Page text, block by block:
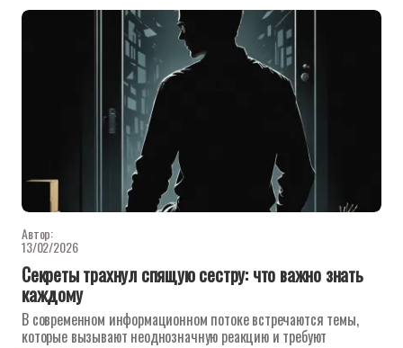
Автор:
13/02/2026
Секреты трахнул спящую сестру: что важно знать
каждому
В современном информационном потоке встречаются темы,
которые вызывают неоднозначную реакцию и требуют